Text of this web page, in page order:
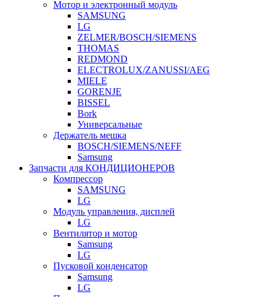
Мотор и электронный модуль
SAMSUNG
LG
ZELMER/BOSCH/SIEMENS
THOMAS
REDMOND
ELECTROLUX/ZANUSSI/AEG
MIELE
GORENJE
BISSEL
Bork
Универсальные
Держатель мешка
BOSCH/SIEMENS/NEFF
Samsung
Запчасти для КОНДИЦИОНЕРОВ
Компрессор
SAMSUNG
LG
Модуль управления, дисплей
LG
Вентилятор и мотор
Samsung
LG
Пусковой конденсатор
Samsung
LG